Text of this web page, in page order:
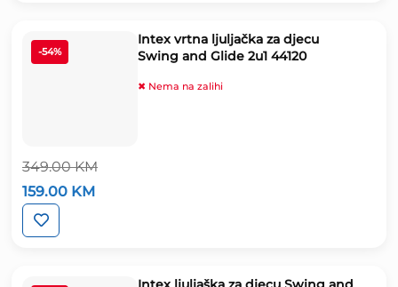
-54%
349.00KM
Izvorna
cijena
bila
je:
159.00 KM
Intex vrtna ljuljačka za djecu
Swing and Glide 2u1 44120
✖ Nema na zalihi